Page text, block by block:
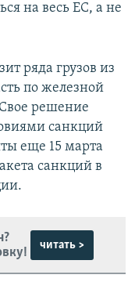
на весь ЕС, а не
ряда грузов из
по железной
решение
санкций
еще 15 марта
санкций в
читать >